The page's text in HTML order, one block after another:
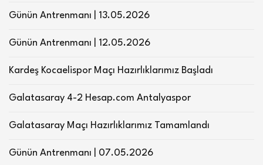
Günün Antrenmanı | 13.05.2026
Günün Antrenmanı | 12.05.2026
Kardeş Kocaelispor Maçı Hazırlıklarımız Başladı
Galatasaray 4-2 Hesap.com Antalyaspor
Galatasaray Maçı Hazırlıklarımız Tamamlandı
Günün Antrenmanı | 07.05.2026